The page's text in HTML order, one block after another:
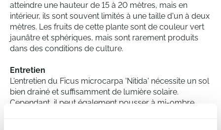
atteindre une hauteur de 15 à 20 mètres, mais en
intérieur, ils sont souvent limités à une taille d'un à deux
mètres. Les fruits de cette plante sont de couleur vert
jaunâtre et sphériques, mais sont rarement produits
dans des conditions de culture.
Entretien
L'entretien du Ficus microcarpa 'Nitida' nécessite un sol
bien drainé et suffisamment de lumière solaire.
Cependant, il peut également pousser à mi-ombre.